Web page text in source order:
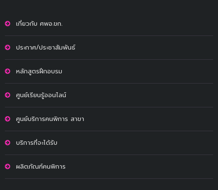
เกี่ยวกับ ศพอ.ขก.
ประกาศ/ประชาสัมพันธ์
หลักสูตรฝึกอบรม
ศูนย์เรียนรู้ออนไลน์
ศูนย์บริการคนพิการ สาขา
บริการที่จะได้รับ
ผลิตภัณฑ์คนพิการ